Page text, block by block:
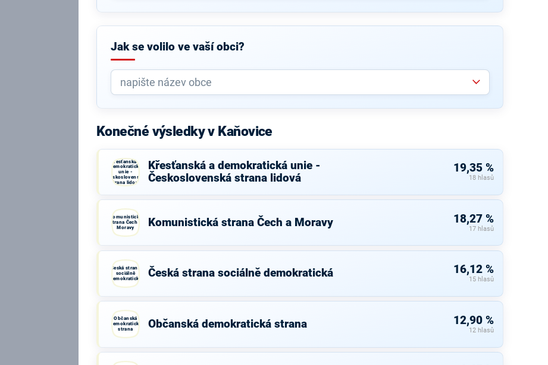
Jak se volilo ve vaší obci?
Konečné výsledky v Kaňovice
Křesťanská a
demokratická
unie -
Československá
strana lidová
Křesťanská a demokratická unie -
Československá strana lidová
19,35 %
18 hlasů
Komunistická
strana Čech a
Moravy
Komunistická strana Čech a Moravy 18,27 %
17 hlasů
Česká strana
sociálně
demokratická
Česká strana sociálně demokratická 16,12 %
15 hlasů
Občanská
demokratická
strana
Občanská demokratická strana 12,90 %
12 hlasů